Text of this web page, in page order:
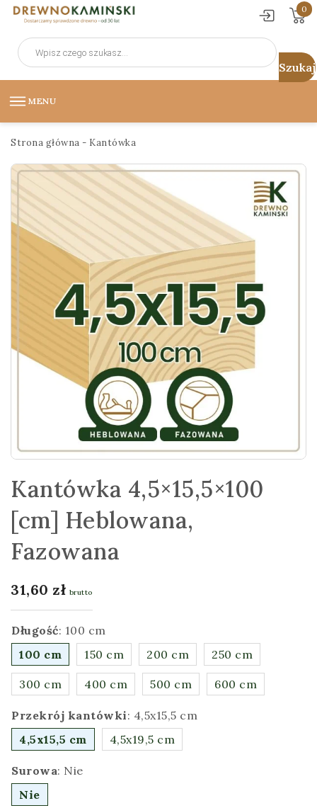
0
Wyszukiwarka
produktów
MENU
Strona główna - Kantówka
Kantówka 4,5×15,5×100
[cm] Heblowana,
Fazowana
31,60 zł brutto
Długość: 100 cm
100 cm
150 cm 200 cm 250 cm
300 cm 400 cm 500 cm 600 cm
Przekrój kantówki: 4,5x15,5 cm
4,5x15,5 cm
4,5x19,5 cm
Surowa: Nie
Nie